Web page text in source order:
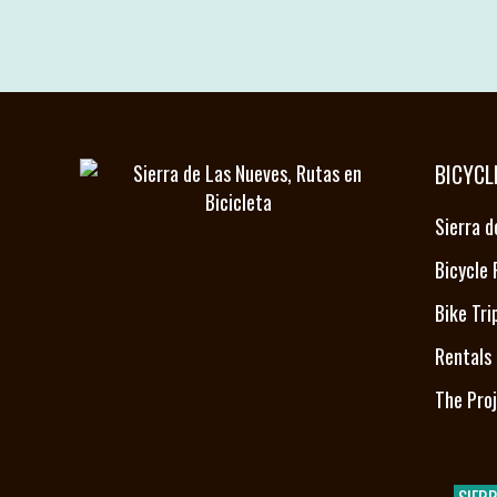
Sierra
Bicycle
Bike
The